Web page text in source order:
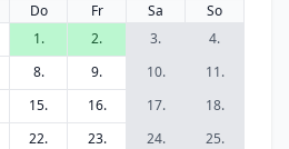
Do Fr Sa
So
1.
2. 3.
4.
8. 9. 10.
11.
15. 16. 17.
18.
22. 23. 24.
25.